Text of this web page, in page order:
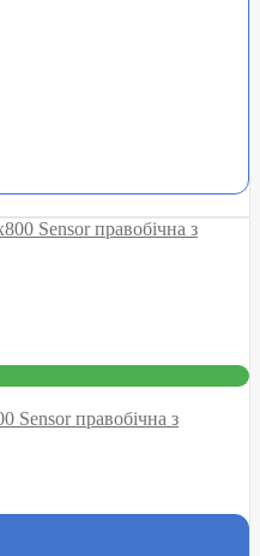
Sensor правобічна з